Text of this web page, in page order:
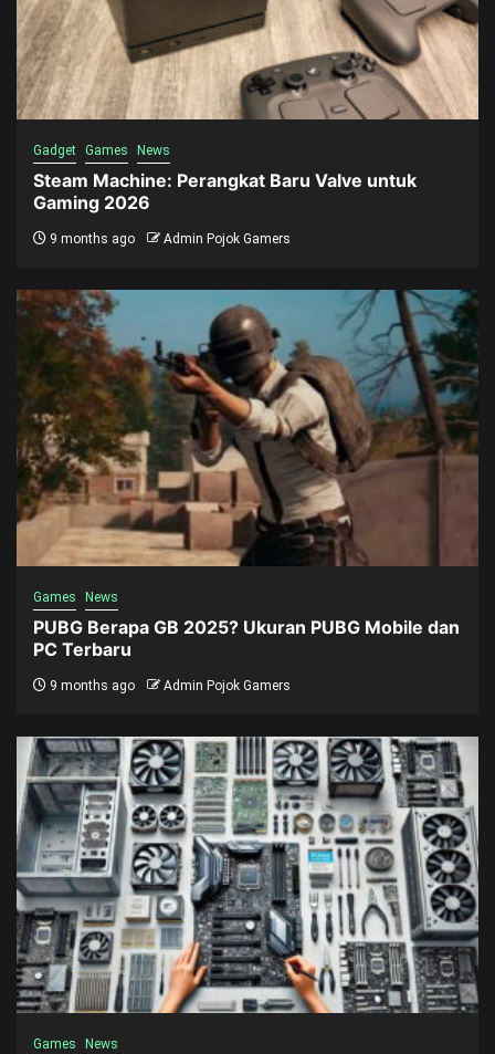
Gadget Games News
Steam Machine: Perangkat Baru Valve untuk
Gaming 2026
9 months ago Admin Pojok Gamers
Games News
PUBG Berapa GB 2025? Ukuran PUBG Mobile dan
PC Terbaru
9 months ago Admin Pojok Gamers
Games News